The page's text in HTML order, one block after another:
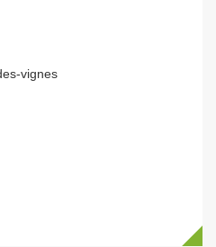
vignes